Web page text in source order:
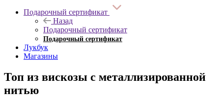
Подарочный сертификат
Назад
Подарочный сертификат
Подарочный сертификат
Лукбук
Магазины
Топ из вискозы с металлизированной
нитью